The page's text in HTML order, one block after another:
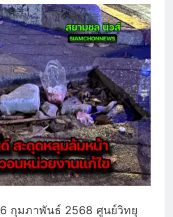
กุมภาพันธ์ 2568 ศูนย์วิทยุ